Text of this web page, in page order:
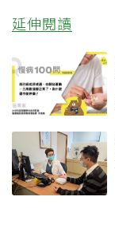
延伸閱讀